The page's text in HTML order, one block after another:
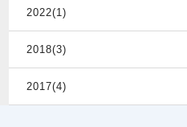
2022(1)
2018(3)
2017(4)